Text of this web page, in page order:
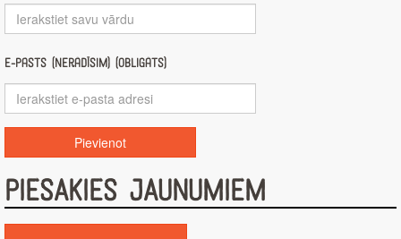
E-pasts (nerādīsim) (obligāts)
PIESAKIES JAUNUMIEM